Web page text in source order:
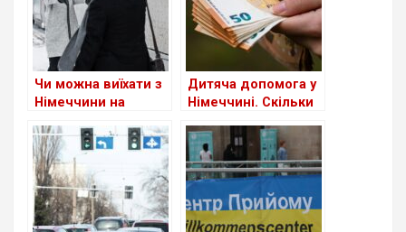
Чи можна виїхати з
Німеччини на
безперешкодно
повернутися?
Дитяча допомога у
Німеччині. Скільки